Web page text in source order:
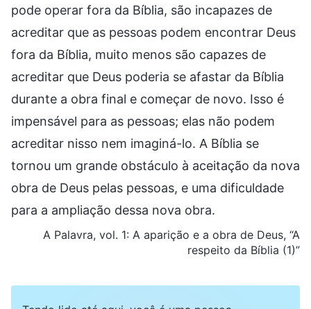
pode operar fora da Bíblia, são incapazes de
acreditar que as pessoas podem encontrar Deus
fora da Bíblia, muito menos são capazes de
acreditar que Deus poderia se afastar da Bíblia
durante a obra final e começar de novo. Isso é
impensável para as pessoas; elas não podem
acreditar nisso nem imaginá-lo. A Bíblia se
tornou um grande obstáculo à aceitação da nova
obra de Deus pelas pessoas, e uma dificuldade
para a ampliação dessa nova obra.
A Palavra, vol. 1: A aparição e a obra de Deus, “A
respeito da Bíblia (1)”